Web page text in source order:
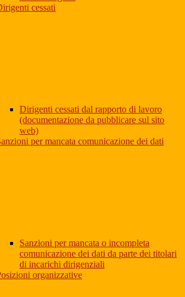
cessati
Dirigenti cessati dal rapporto di lavoro
(documentazione da pubblicare sul sito
web)
per mancata comunicazione dei dati
Sanzioni per mancata o incompleta
comunicazione dei dati da parte dei titolari
di incarichi dirigenziali
organizzative